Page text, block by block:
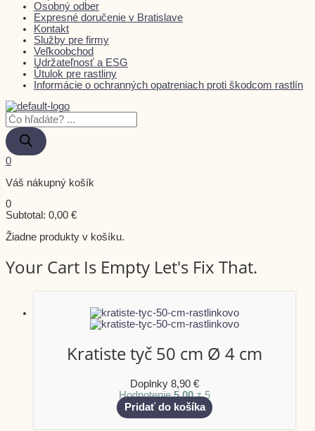
Osobný odber
Expresné doručenie v Bratislave
Kontakt
Služby pre firmy
Veľkoobchod
Udržateľnosť a ESG
Útulok pre rastliny
Informácie o ochranných opatreniach proti škodcom rastlín
0
Váš nákupný košík
0
Subtotal: 0,00 €
Žiadne produkty v košíku.
Your Cart Is Empty Let's Fix That.
Kratiste tyč 50 cm Ø 4 cm
Doplnky 8,90 €
Hodnotenie5.00z 5
Pridať do košíka